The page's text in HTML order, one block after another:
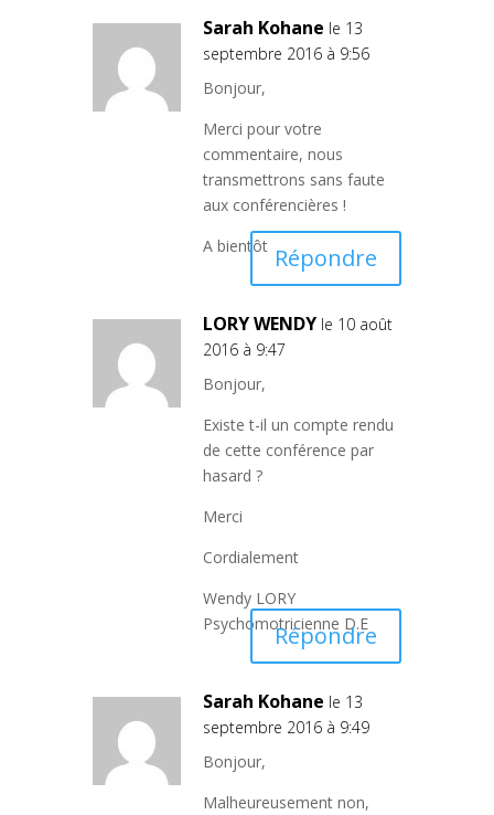
Sarah Kohane le 13
septembre 2016 à 9:56
Bonjour,
Merci pour votre
commentaire, nous
transmettrons sans faute
aux conférencières !
A bientôt Répondre
LORY WENDY le 10 août
2016 à 9:47
Bonjour,
Existe t-il un compte rendu
de cette conférence par
hasard ?
Merci
Cordialement
Wendy LORY
Psychomotricienne D.E
Répondre
Sarah Kohane le 13
septembre 2016 à 9:49
Bonjour,
Malheureusement non,